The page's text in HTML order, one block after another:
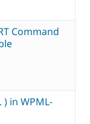
Command
) in WPML-